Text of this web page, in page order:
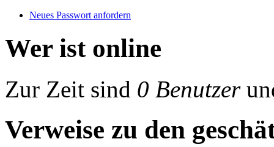
Neues Passwort anfordern
Wer ist online
Zur Zeit sind 0 Benutzer
Verweise zu den